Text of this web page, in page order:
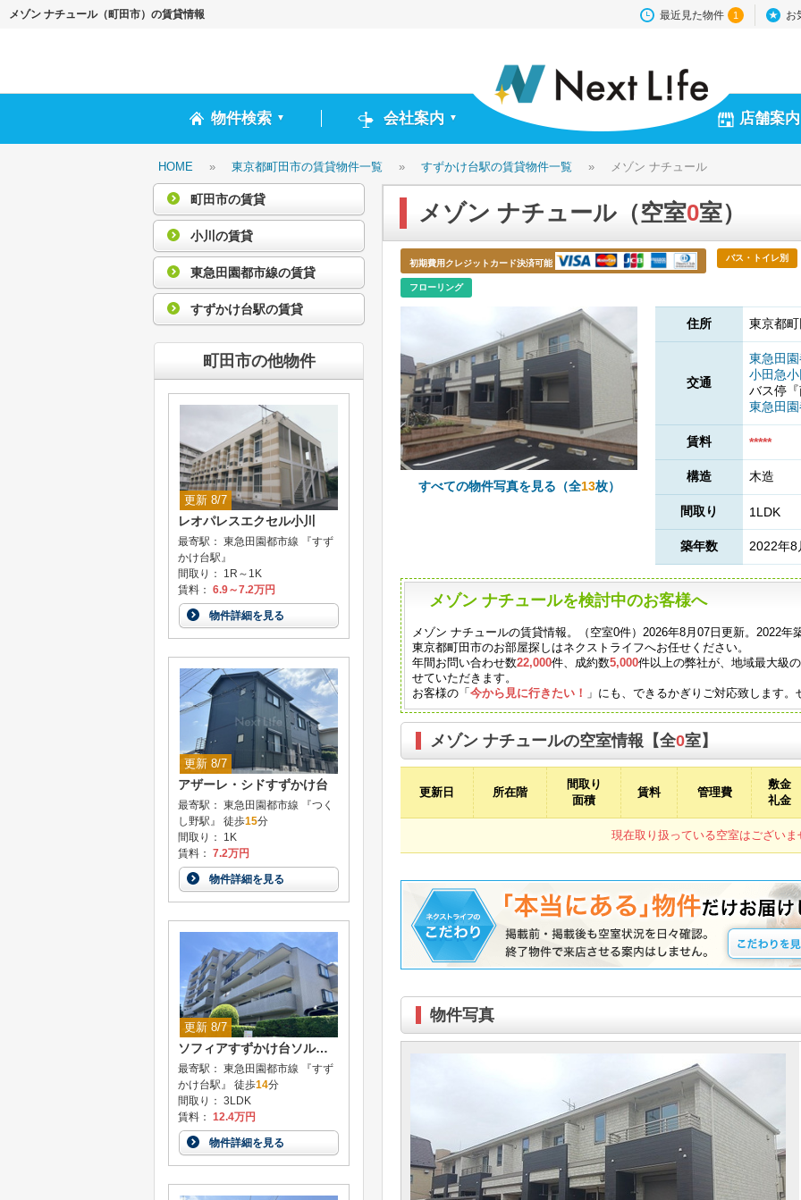
メゾン ナチュール（町田市）の賃貸情報 最近見た物件 1 お
物件検索 ▼ 会社案内 ▼ 店舗案内
HOME » 東京都町田市の賃貸物件一覧 » すずかけ台駅の賃貸物件一覧 » メゾン ナチュール
メゾン ナチュール（空室0室）
初期費用クレジットカード決済可能
バス・トイレ別
フローリング
すべての物件写真を見る（全13枚）
住所 東京都
交通
東急田
小田急
バス停
東急田
賃料 *****
構造 木造
間取り 1LDK
築年数 2022年8
メゾン ナチュールを検討中のお客様へ
メゾン ナチュールの賃貸情報。（空室0件）2026年8月07日更新。2022
東京都町田市のお部屋探しはネクストライフへお任せください。
年間お問い合わせ数22,000件、成約数5,000件以上の弊社が、地域最大級
せていただきます。
お客様の「今から見に行きたい！ 」にも、できるかぎりご対応致します
メゾン ナチュールの空室情報【全0室】
更新日 所在階
間取り
面積
賃料 管理費
敷金
礼金
現在取り扱っている空室はございま
物件写真
町田市の賃貸
小川の賃貸
東急田園都市線の賃貸
すずかけ台駅の賃貸
町田市の他物件
更新 8/7
レオパレスエクセル小川
最寄駅： 東急田園都市線 『すず
かけ台駅』
間取り： 1R～1K
賃料： 6.9～7.2万円
物件詳細を見る
更新 8/7
アザーレ・シドすずかけ台
最寄駅： 東急田園都市線 『つく
し野駅』 徒歩15分
間取り： 1K
賃料： 7.2万円
物件詳細を見る
更新 8/7
ソフィアすずかけ台ソルフェージュ
最寄駅： 東急田園都市線 『すず
かけ台駅』 徒歩14分
間取り： 3LDK
賃料： 12.4万円
物件詳細を見る